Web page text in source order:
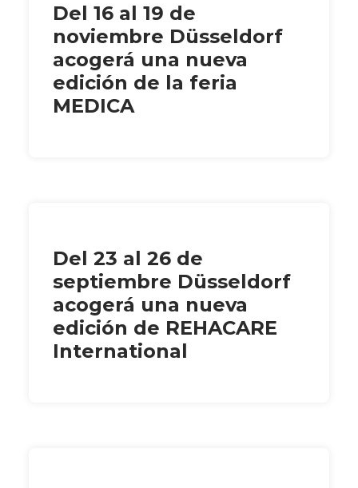
Del 16 al 19 de
noviembre Düsseldorf
acogerá una nueva
edición de la feria
MEDICA
Del 23 al 26 de
septiembre Düsseldorf
acogerá una nueva
edición de REHACARE
International